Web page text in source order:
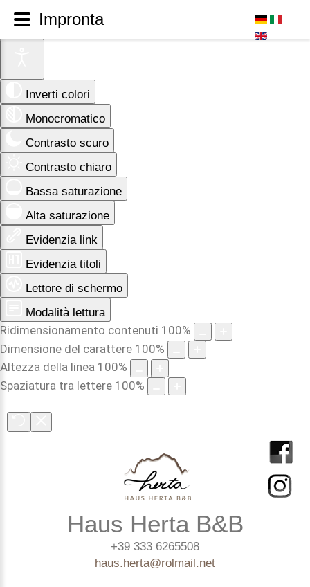
Inverti colori
Monocromatico
Contrasto scuro
Contrasto chiaro
Bassa saturazione
Alta saturazione
Evidenzia link
Evidenzia titoli
Lettore di schermo
Modalità lettura
Ridimensionamento contenuti 100%
Dimensione del carattere 100%
Altezza della linea 100%
Spaziatura tra lettere 100%
Haus Herta B&B
+39 333 6265508
haus.herta@rolmail.net
Impronta